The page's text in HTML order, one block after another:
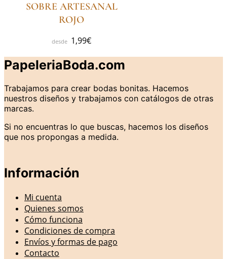
SOBRE ARTESANAL
ROJO
1,99€
PapeleriaBoda.com
Trabajamos para crear bodas bonitas. Hacemos
nuestros diseños y trabajamos con catálogos de otras
marcas.
Si no encuentras lo que buscas, hacemos los diseños
que nos propongas a medida.
Información
Mi cuenta
Quienes somos
Cómo funciona
Condiciones de compra
Envíos y formas de pago
Contacto